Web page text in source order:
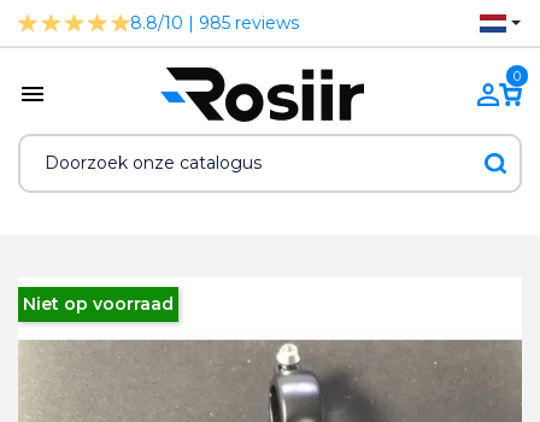
8.8/10 | 985 reviews
0
Niet op voorraad